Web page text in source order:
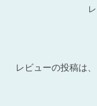
レビューの投稿は